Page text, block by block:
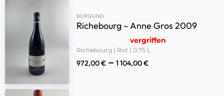
BURGUND
Richebourg – Anne Gros 2009
vergriffen
Richebourg | Rot | 0,75 L
972,00€ –1 104,00€